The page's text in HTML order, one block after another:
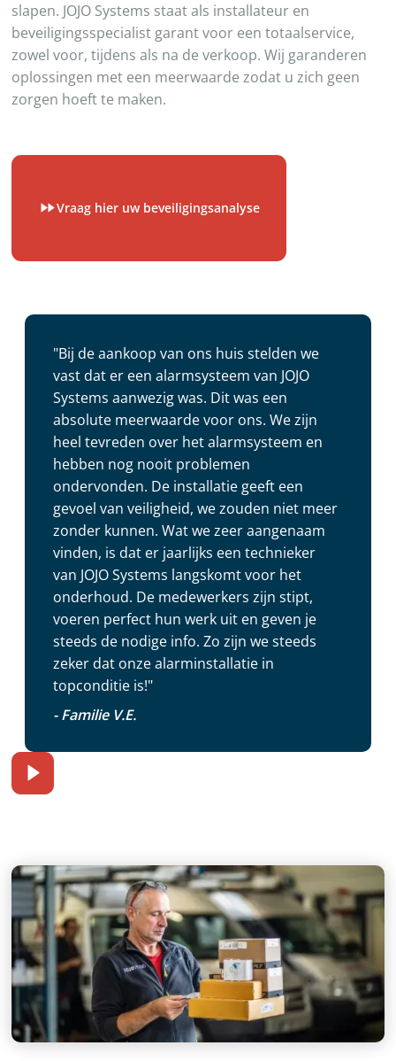
slapen. JOJO Systems staat als installateur en
beveiligingsspecialist garant voor een totaalservice,
zowel voor, tijdens als na de verkoop. Wij garanderen
oplossingen met een meerwaarde zodat u zich geen
zorgen hoeft te maken.
Vraag hier uw beveiligingsanalyse
"Bij de aankoop van ons huis stelden we
vast dat er een alarmsysteem van JOJO
Systems aanwezig was. Dit was een
absolute meerwaarde voor ons. We zijn
heel tevreden over het alarmsysteem en
hebben nog nooit problemen
ondervonden. De installatie geeft een
gevoel van veiligheid, we zouden niet meer
zonder kunnen. Wat we zeer aangenaam
vinden, is dat er jaarlijks een technieker
van JOJO Systems langskomt voor het
onderhoud. De medewerkers zijn stipt,
voeren perfect hun werk uit en geven je
steeds de nodige info. Zo zijn we steeds
zeker dat onze alarminstallatie in
topconditie is!"
- Familie V.E.